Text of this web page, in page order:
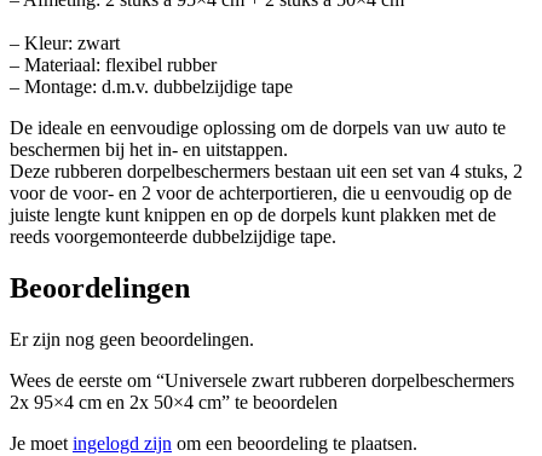
– Kleur: zwart
– Materiaal: flexibel rubber
– Montage: d.m.v. dubbelzijdige tape
De ideale en eenvoudige oplossing om de dorpels van uw auto te
beschermen bij het in- en uitstappen.
Deze rubberen dorpelbeschermers bestaan uit een set van 4 stuks, 2
voor de voor- en 2 voor de achterportieren, die u eenvoudig op de
juiste lengte kunt knippen en op de dorpels kunt plakken met de
reeds voorgemonteerde dubbelzijdige tape.
Beoordelingen
Er zijn nog geen beoordelingen.
Wees de eerste om “Universele zwart rubberen dorpelbeschermers
2x 95×4 cm en 2x 50×4 cm” te beoordelen
Je moet ingelogd zijn om een beoordeling te plaatsen.